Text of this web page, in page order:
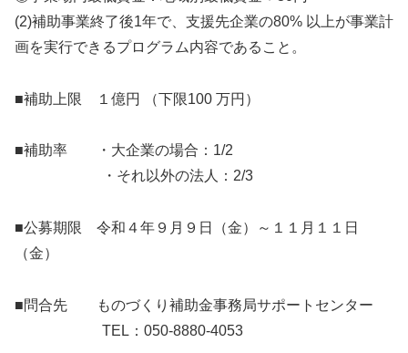
(2)補助事業終了後1年で、支援先企業の80% 以上が事業計
画を実行できるプログラム内容であること。
■補助上限 １億円 （下限100 万円）
■補助率 ・大企業の場合：1/2
・それ以外の法人：2/3
■公募期限 令和４年９月９日（金）～１１月１１日
（金）
■問合先 ものづくり補助金事務局サポートセンター
TEL：050-8880-4053